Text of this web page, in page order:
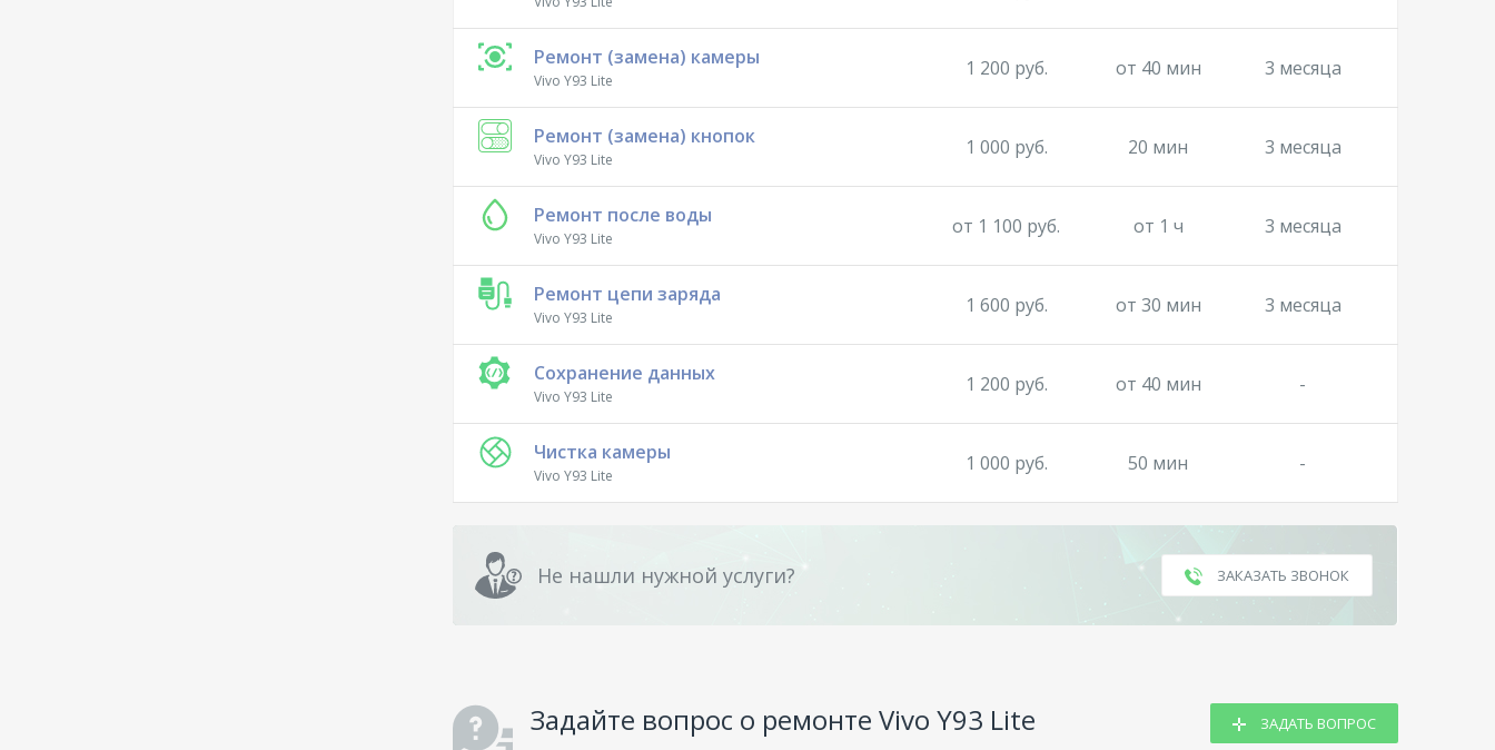
Ремонт (замена) камеры
Vivo Y93 Lite
1 200 руб. от 40 мин 3 месяца
Ремонт (замена) кнопок
Vivo Y93 Lite
1 000 руб. 20 мин 3 месяца
Ремонт после воды
Vivo Y93 Lite
от 1 100 руб. от 1 ч 3 месяца
Ремонт цепи заряда
Vivo Y93 Lite
1 600 руб. от 30 мин 3 месяца
Сохранение данных
Vivo Y93 Lite
1 200 руб. от 40 мин -
Чистка камеры
Vivo Y93 Lite
1 000 руб. 50 мин -
Не нашли нужной услуги? ЗАКАЗАТЬ ЗВОНОК
Задайте вопрос о ремонте Vivo Y93 Lite ЗАДАТЬ ВОПРОС